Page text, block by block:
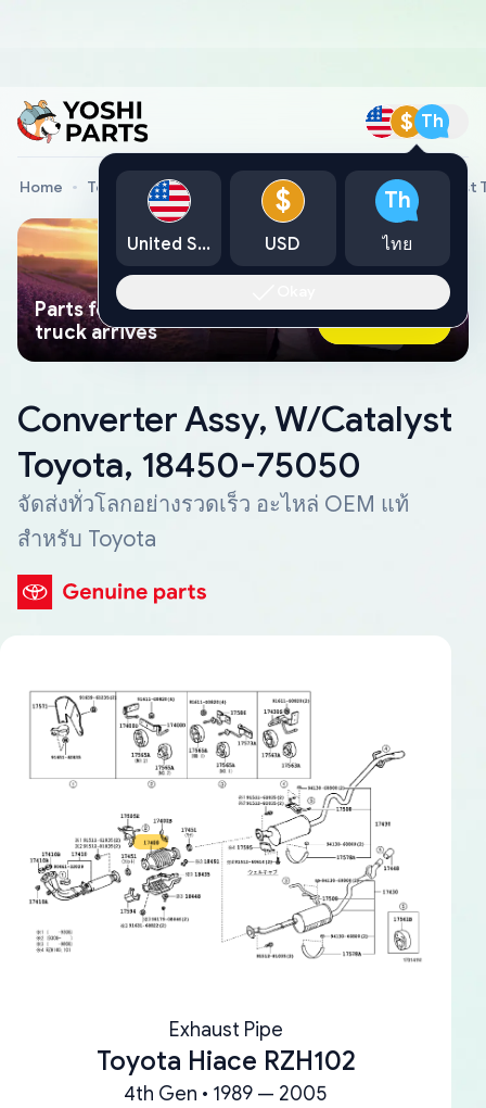
$ Th
Home Toyota Genuine Parts Converter Assy, W/Catalyst
Parts found faster than a tow
truck arrives
Ask AI Now
Converter Assy, W/Catalyst
Toyota, 18450-75050
จัดส่งทั่วโลกอย่างรวดเร็ว อะไหล่ OEM แท้
สำหรับ Toyota
Exhaust Pipe
Toyota Hiace RZH102
4th Gen • 1989 — 2005
United States
$
USD
Th
ไทย